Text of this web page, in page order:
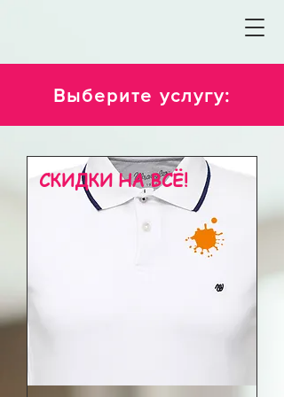
Выберите услугу:
СКИДКИ НА ВСЁ!